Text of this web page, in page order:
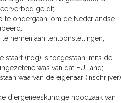
geldt;
te ondergaan, om de Nederlandse
nemen aan tentoonstellingen,
staart (nog) is toegestaan, mits de
was van dat EU-land;
waarvan de eigenaar (inschrijver)
diergeneeskundige noodzaak van